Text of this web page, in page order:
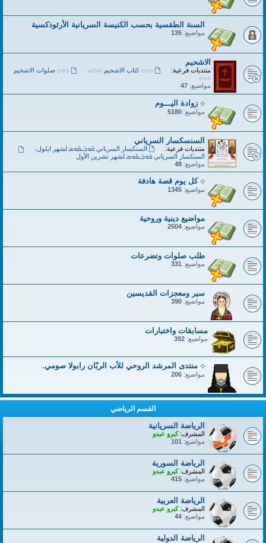
السنة الطقسية بحسب الكنيسة السريانية الأرثوذكسية
مواضيع: 135
الاشحيم
منتديات فرعية: ܀܀܀ كتاب الاشحيم ܀܀܀،
܀܀܀ صلوات الاشحيم
܀܀܀
مواضيع: 47
܀ زوادة اليـــوم
مواضيع: 5180
السنسكسار السرياني
منتديات فرعية: السنكسار السرياني ܩܽܘܕܺܝܩܽܘܣ لشهر ايلول،
السنكسار السرياني ܩܽܘܕܺܝܩܽܘܣ لشهر تشرين الأول
مواضيع: 48
܀ كل يوم قصة هادفة
مواضيع: 1345
مواضيع دينية وروحية
مواضيع: 2504
طلب صلوات وتضرعات
مواضيع: 331
سير ومعجزات القديسين
مواضيع: 390
مسابقات واختبارات
مواضيع: 392
܀ منتدى المرشد الروحي للأب الربّان رابولا صومي.
مواضيع: 206
القسم الرياضي
الرياضة السريانية
المشرف: كبرو عبدو
مواضيع: 101
الرياضة السورية
المشرف: كبرو عبدو
مواضيع: 415
الرياضة العربية
المشرف: كبرو عبدو
مواضيع: 44
الرياضة الدولية